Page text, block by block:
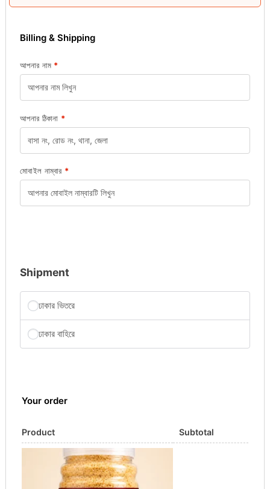
Billing & Shipping
আপনার নাম *
আপনার ঠিকানা *
মোবাইল নাম্বার *
Shipment
ঢাকার ভিতরে
ঢাকার বাহিরে
Your order
Product Subtotal